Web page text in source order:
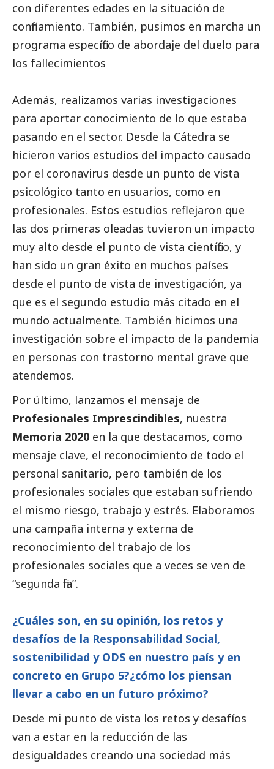
con diferentes edades en la situación de
confinamiento. También, pusimos en marcha un
programa específico de abordaje del duelo para
los fallecimientos
Además, realizamos varias investigaciones
para aportar conocimiento de lo que estaba
pasando en el sector. Desde la Cátedra se
hicieron varios estudios del impacto causado
por el coronavirus desde un punto de vista
psicológico tanto en usuarios, como en
profesionales. Estos estudios reflejaron que
las dos primeras oleadas tuvieron un impacto
muy alto desde el punto de vista científico, y
han sido un gran éxito en muchos países
desde el punto de vista de investigación, ya
que es el segundo estudio más citado en el
mundo actualmente. También hicimos una
investigación sobre el impacto de la pandemia
en personas con trastorno mental grave que
atendemos.
Por último, lanzamos el mensaje de
Profesionales Imprescindibles, nuestra
Memoria 2020 en la que destacamos, como
mensaje clave, el reconocimiento de todo el
personal sanitario, pero también de los
profesionales sociales que estaban sufriendo
el mismo riesgo, trabajo y estrés. Elaboramos
una campaña interna y externa de
reconocimiento del trabajo de los
profesionales sociales que a veces se ven de
“segunda fila”.
¿Cuáles son, en su opinión, los retos y
desafíos de la Responsabilidad Social,
sostenibilidad y ODS en nuestro país y en
concreto en Grupo 5?¿cómo los piensan
llevar a cabo en un futuro próximo?
Desde mi punto de vista los retos y desafíos
van a estar en la reducción de las
desigualdades creando una sociedad más